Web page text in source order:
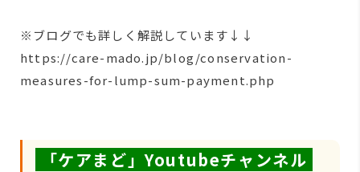
※ブログでも詳しく解説しています↓↓
https://care-mado.jp/blog/conservation-
measures-for-lump-sum-payment.php
「ケアまど」Youtubeチャンネル